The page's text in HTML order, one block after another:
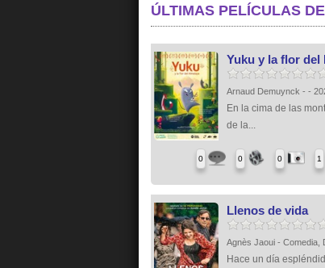
ÚLTIMAS PELÍCULAS
Yuku y la flor del
Arnaud Demuynck - -
En la cima de las
de la...
0 0 0 1
Llenos de vida
Agnès Jaoui - Comedia,
Hace un día